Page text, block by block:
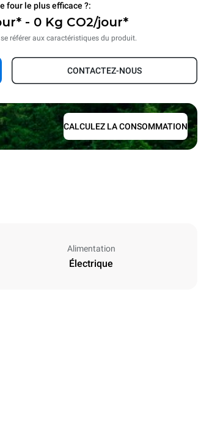
four le plus efficace ?:
- 0 Kg CO2/jour*
référer aux caractéristiques du produit.
CONTACTEZ-NOUS
CALCULEZ LA CONSOMMATION
Alimentation
Électrique